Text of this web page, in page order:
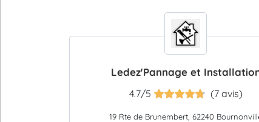
Ledez'Pannage et
4.7/5 (7 avis)
19 Rte de Brunembert, 62240